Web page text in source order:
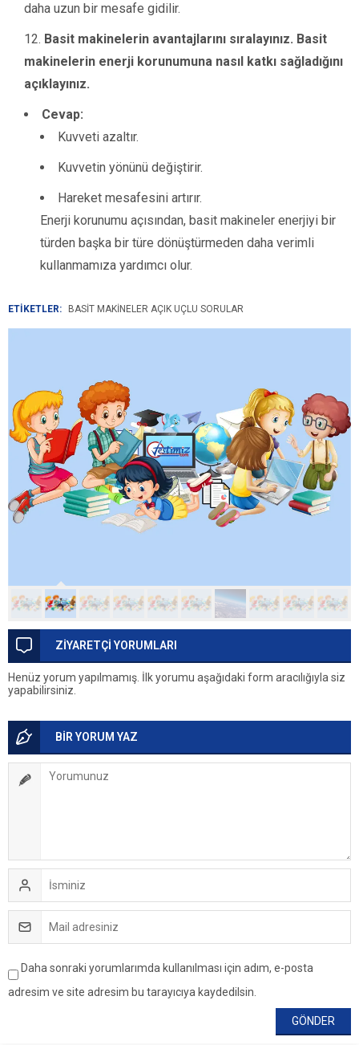
daha uzun bir mesafe gidilir.
Basit makinelerin avantajlarını sıralayınız. Basit
makinelerin enerji korunumuna nasıl katkı sağladığını
açıklayınız.
Cevap:
Kuvveti azaltır.
Kuvvetin yönünü değiştirir.
Hareket mesafesini artırır.
Enerji korunumu açısından, basit makineler enerjiyi bir
türden başka bir türe dönüştürmeden daha verimli
kullanmamıza yardımcı olur.
ETİKETLER: BASIT MAKINELER AÇIK UÇLU SORULAR
ZİYARETÇİ YORUMLARI
Henüz yorum yapılmamış. İlk yorumu aşağıdaki form aracılığıyla siz
yapabilirsiniz.
BİR YORUM YAZ
Daha sonraki yorumlarımda kullanılması için adım, e-posta
adresim ve site adresim bu tarayıcıya kaydedilsin.